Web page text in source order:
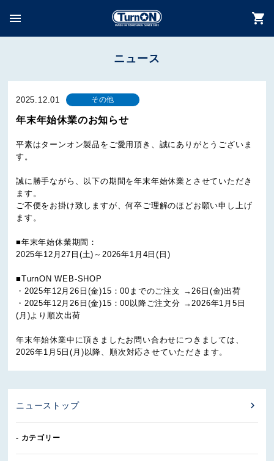
menu shopping_cart
ニューストップ
- カテゴリー
ニュース
2025.12.01 その他
年末年始休業のお知らせ
平素はターンオン製品をご愛用頂き、誠にありがとうございま
す。
誠に勝手ながら、以下の期間を年末年始休業とさせていただき
ます。
ご不便をお掛け致しますが、何卒ご理解のほどお願い申し上げ
ます。
■年末年始休業期間：
2025年12月27日(土)～2026年1月4日(日)
■TurnON WEB-SHOP
・2025年12月26日(金)15：00までのご注文 →26日(金)出荷
・2025年12月26日(金)15：00以降ご注文分 →2026年1月5日
(月)より順次出荷
年末年始休業中に頂きましたお問い合わせにつきましては、
2026年1月5日(月)以降、順次対応させていただきます。